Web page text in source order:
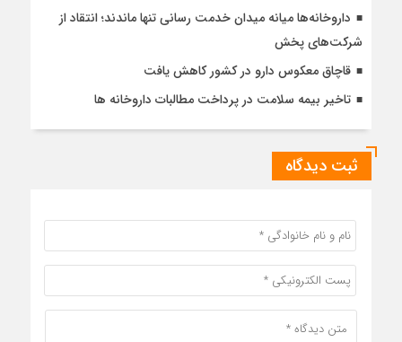
داروخانه‌ها میانه میدان خدمت رسانی تنها ماندند؛ انتقاد از
شرکت‌های پخش
قاچاق معکوس دارو در کشور کاهش یافت
تاخیر بیمه سلامت در پرداخت مطالبات داروخانه ها
ثبت دیدگاه